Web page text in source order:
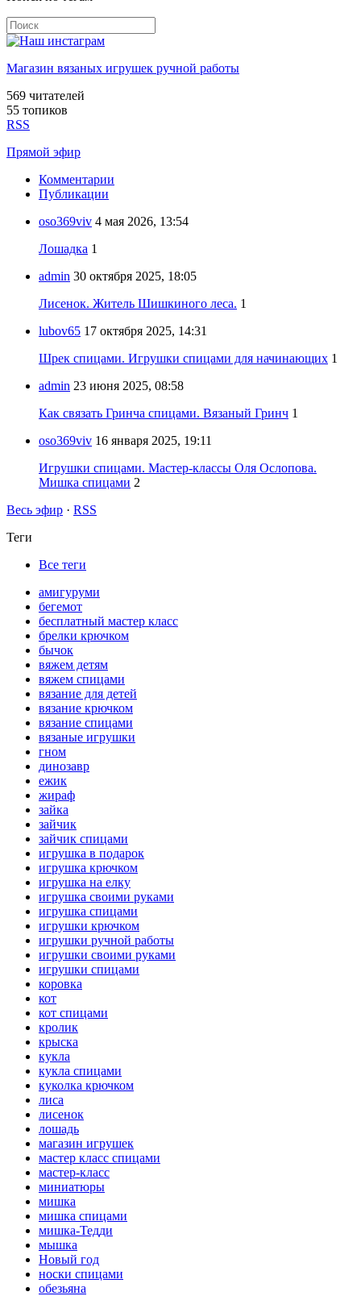
Магазин вязаных игрушек ручной работы
569 читателей
55 топиков
RSS
Прямой эфир
Комментарии
Публикации
oso369viv 4 мая 2026, 13:54
Лошадка 1
admin 30 октября 2025, 18:05
Лисенок. Житель Шишкиного леса. 1
lubov65 17 октября 2025, 14:31
Шрек спицами. Игрушки спицами для начинающих 1
admin 23 июня 2025, 08:58
Как связать Гринча спицами. Вязаный Гринч 1
oso369viv 16 января 2025, 19:11
Игрушки спицами. Мастер-классы Оля Ослопова.
Мишка спицами 2
Весь эфир · RSS
Теги
Все теги
амигуруми
бегемот
бесплатный мастер класс
брелки крючком
бычок
вяжем детям
вяжем спицами
вязание для детей
вязание крючком
вязание спицами
вязаные игрушки
гном
динозавр
ежик
жираф
зайка
зайчик
зайчик спицами
игрушка в подарок
игрушка крючком
игрушка на елку
игрушка своими руками
игрушка спицами
игрушки крючком
игрушки ручной работы
игрушки своими руками
игрушки спицами
коровка
кот
кот спицами
кролик
крыска
кукла
кукла спицами
куколка крючком
лиса
лисенок
лошадь
магазин игрушек
мастер класс спицами
мастер-класс
миниатюры
мишка
мишка спицами
мишка-Тедди
мышка
Новый год
носки спицами
обезьяна